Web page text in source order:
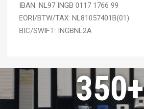
IBAN: NL97 INGB 0117 1766 99
EORI/BTW/TAX: NL81057401B(01)
BIC/SWIFT: INGBNL2A
350+